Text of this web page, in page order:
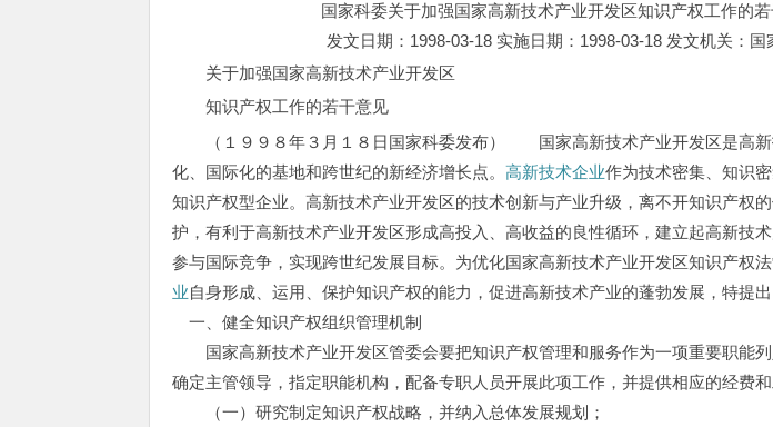
国家科委关于加强国家高新技术产业开发区知识产权工作的
发文日期：1998-03-18 实施日期：1998-03-18 发文机关：国
关于加强国家高新技术产业开发区
知识产权工作的若干意见
（１９９８年３月１８日国家科委发布） 国家高新技术产业开发区是高
化、国际化的基地和跨世纪的新经济增长点。高新技术企业作为技术密集、知识
知识产权型企业。高新技术产业开发区的技术创新与产业升级，离不开知识产权
护，有利于高新技术产业开发区形成高投入、高收益的良性循环，建立起高新技
参与国际竞争，实现跨世纪发展目标。为优化国家高新技术产业开发区知识产权
业自身形成、运用、保护知识产权的能力，促进高新技术产业的蓬勃发展，特提出
一、健全知识产权组织管理机制
国家高新技术产业开发区管委会要把知识产权管理和服务作为一项重要职能列
确定主管领导，指定职能机构，配备专职人员开展此项工作，并提供相应的经费
（一）研究制定知识产权战略，并纳入总体发展规划；